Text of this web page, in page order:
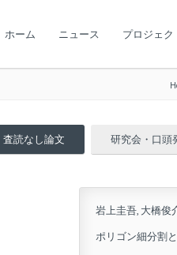
ホーム ニュース プロジェク
査読なし論文 研究会・口頭
岩上圭吾, 大橋俊
ポリゴン細分割